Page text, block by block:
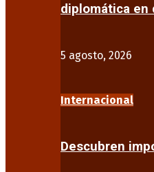
diplomática en
5 agosto, 2026
Internacional
Descubren